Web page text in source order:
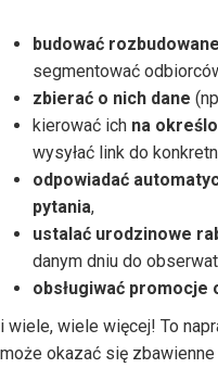
budować
segmentować
zbierać o nich dane
kierować ich na
wysyłać link do
odpowiadać
pytania,
ustalać urodzinowe
danym dniu do
obsługiwać
i wiele, wiele więcej! To
może okazać się zbawienne